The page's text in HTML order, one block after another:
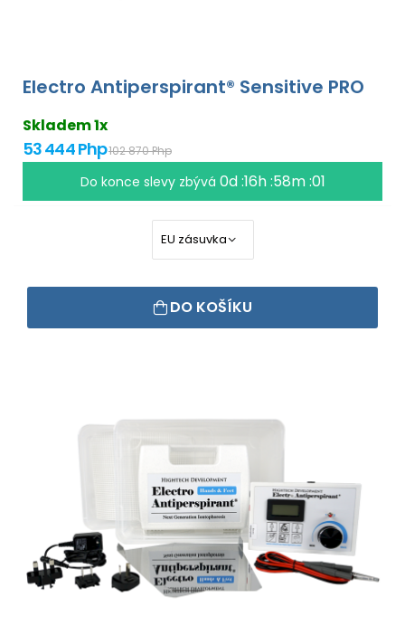
Electro Antiperspirant® Sensitive PRO
Skladem 1x
53 444 Php102 870 Php
Do konce slevy zbývá 0d :16h :58m :00
DO KOŠÍKU